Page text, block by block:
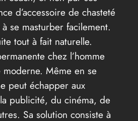
d’accessoire de chasteté
se masturber facilement.
tout à fait naturelle.
chez l’homme
moderne. Même en se
peut échapper aux
publicité, du cinéma, de
Sa solution consiste à